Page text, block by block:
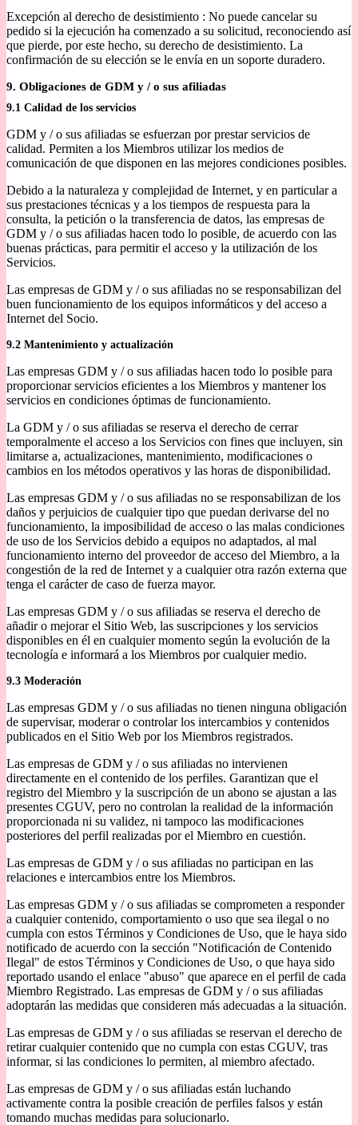
Excepción al derecho de desistimiento : No puede cancelar su
pedido si la ejecución ha comenzado a su solicitud, reconociendo así
que pierde, por este hecho, su derecho de desistimiento. La
confirmación de su elección se le envía en un soporte duradero.
9. Obligaciones de GDM y / o sus afiliadas
9.1 Calidad de los servicios
GDM y / o sus afiliadas se esfuerzan por prestar servicios de
calidad. Permiten a los Miembros utilizar los medios de
comunicación de que disponen en las mejores condiciones posibles.
Debido a la naturaleza y complejidad de Internet, y en particular a
sus prestaciones técnicas y a los tiempos de respuesta para la
consulta, la petición o la transferencia de datos, las empresas de
GDM y / o sus afiliadas hacen todo lo posible, de acuerdo con las
buenas prácticas, para permitir el acceso y la utilización de los
Servicios.
Las empresas de GDM y / o sus afiliadas no se responsabilizan del
buen funcionamiento de los equipos informáticos y del acceso a
Internet del Socio.
9.2 Mantenimiento y actualización
Las empresas GDM y / o sus afiliadas hacen todo lo posible para
proporcionar servicios eficientes a los Miembros y mantener los
servicios en condiciones óptimas de funcionamiento.
La GDM y / o sus afiliadas se reserva el derecho de cerrar
temporalmente el acceso a los Servicios con fines que incluyen, sin
limitarse a, actualizaciones, mantenimiento, modificaciones o
cambios en los métodos operativos y las horas de disponibilidad.
Las empresas GDM y / o sus afiliadas no se responsabilizan de los
daños y perjuicios de cualquier tipo que puedan derivarse del no
funcionamiento, la imposibilidad de acceso o las malas condiciones
de uso de los Servicios debido a equipos no adaptados, al mal
funcionamiento interno del proveedor de acceso del Miembro, a la
congestión de la red de Internet y a cualquier otra razón externa que
tenga el carácter de caso de fuerza mayor.
Las empresas GDM y / o sus afiliadas se reserva el derecho de
añadir o mejorar el Sitio Web, las suscripciones y los servicios
disponibles en él en cualquier momento según la evolución de la
tecnología e informará a los Miembros por cualquier medio.
9.3 Moderación
Las empresas GDM y / o sus afiliadas no tienen ninguna obligación
de supervisar, moderar o controlar los intercambios y contenidos
publicados en el Sitio Web por los Miembros registrados.
Las empresas de GDM y / o sus afiliadas no intervienen
directamente en el contenido de los perfiles. Garantizan que el
registro del Miembro y la suscripción de un abono se ajustan a las
presentes CGUV, pero no controlan la realidad de la información
proporcionada ni su validez, ni tampoco las modificaciones
posteriores del perfil realizadas por el Miembro en cuestión.
Las empresas de GDM y / o sus afiliadas no participan en las
relaciones e intercambios entre los Miembros.
Las empresas GDM y / o sus afiliadas se comprometen a responder
a cualquier contenido, comportamiento o uso que sea ilegal o no
cumpla con estos Términos y Condiciones de Uso, que le haya sido
notificado de acuerdo con la sección "Notificación de Contenido
Ilegal" de estos Términos y Condiciones de Uso, o que haya sido
reportado usando el enlace "abuso" que aparece en el perfil de cada
Miembro Registrado. Las empresas de GDM y / o sus afiliadas
adoptarán las medidas que consideren más adecuadas a la situación.
Las empresas de GDM y / o sus afiliadas se reservan el derecho de
retirar cualquier contenido que no cumpla con estas CGUV, tras
informar, si las condiciones lo permiten, al miembro afectado.
Las empresas de GDM y / o sus afiliadas están luchando
activamente contra la posible creación de perfiles falsos y están
tomando muchas medidas para solucionarlo.